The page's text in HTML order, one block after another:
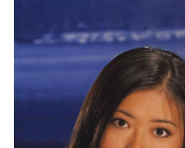
2026
ARCHIVE